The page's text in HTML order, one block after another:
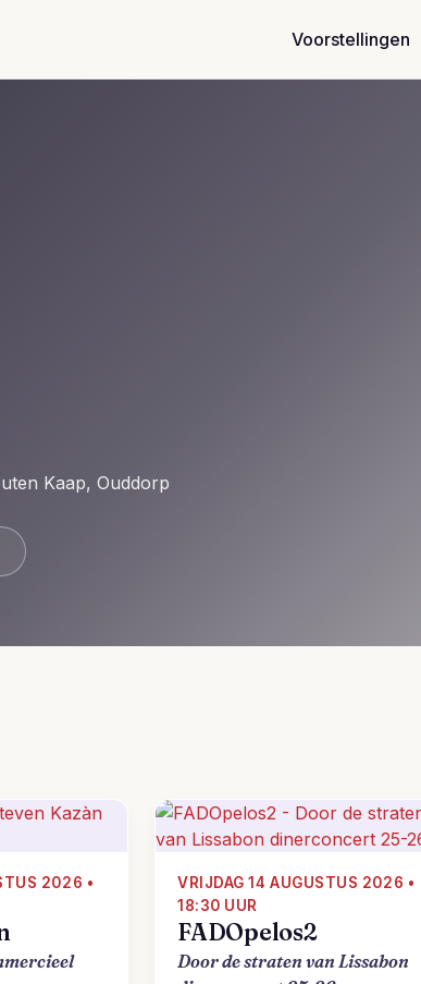
Voorstellingen
Kaap, Ouddorp
2026 •
VRIJDAG 14 AUGUSTUS 2026 •
18:30 UUR
FADOpelos2
Door de straten van Lissabon